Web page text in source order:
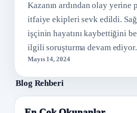
Kazanın ardından olay yerine
itfaiye ekipleri sevk edildi.
işçinin hayatını kaybettiğini
ilgili soruşturma devam ediyor.
Mayıs 14, 2024
Blog Rehberi